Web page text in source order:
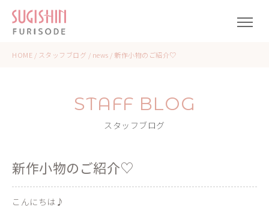
HOME / スタッフブログ / news / 新作小物のご紹介♡
STAFF BLOG
スタッフブログ
新作小物のご紹介♡
こんにちは♪